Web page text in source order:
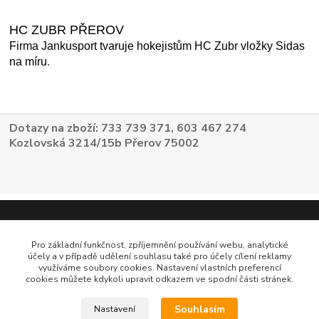
HC ZUBR PŘEROV
Firma Jankusport tvaruje hokejistům HC Zubr vložky Sidas
na míru.
Dotazy na zboží: 733 739 371, 603 467 274
Kozlovská 3214/15b Přerov 75002
Pro základní funkčnost, zpříjemnění používání webu, analytické
účely a v případě udělení souhlasu také pro účely cílení reklamy
využíváme soubory cookies. Nastavení vlastních preferencí
cookies můžete kdykoli upravit odkazem ve spodní části stránek.
Nastavení Souhlasím